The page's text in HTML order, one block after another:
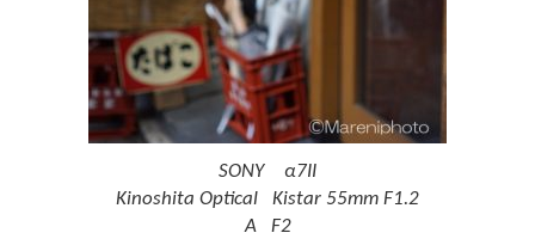
SONY α7II
Kinoshita Optical Kistar 55mm F1.2
A F2